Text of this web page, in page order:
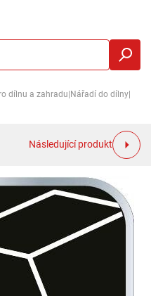
dílnu a zahradu Nářadí do dílny
Následující produkt